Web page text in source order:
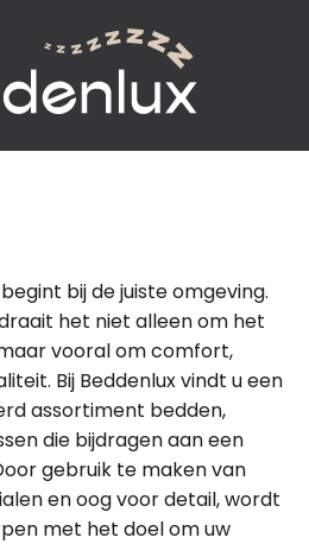
bij de juiste omgeving.
het niet alleen om het
vooral om comfort,
Bij Beddenlux vindt u een
assortiment bedden,
die bijdragen aan een
gebruik te maken van
en oog voor detail, wordt
met het doel om uw